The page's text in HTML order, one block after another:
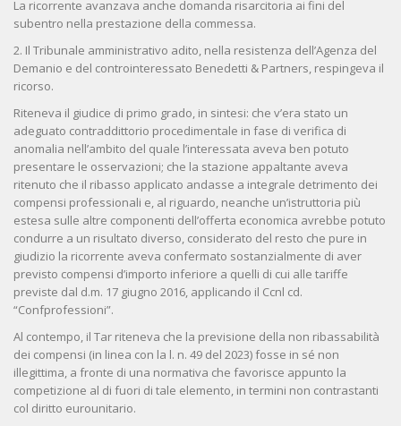
La ricorrente avanzava anche domanda risarcitoria ai fini del
subentro nella prestazione della commessa.
2. Il Tribunale amministrativo adito, nella resistenza dell’Agenza del
Demanio e del controinteressato Benedetti & Partners, respingeva il
ricorso.
Riteneva il giudice di primo grado, in sintesi: che v’era stato un
adeguato contraddittorio procedimentale in fase di verifica di
anomalia nell’ambito del quale l’interessata aveva ben potuto
presentare le osservazioni; che la stazione appaltante aveva
ritenuto che il ribasso applicato andasse a integrale detrimento dei
compensi professionali e, al riguardo, neanche un’istruttoria più
estesa sulle altre componenti dell’offerta economica avrebbe potuto
condurre a un risultato diverso, considerato del resto che pure in
giudizio la ricorrente aveva confermato sostanzialmente di aver
previsto compensi d’importo inferiore a quelli di cui alle tariffe
previste dal d.m. 17 giugno 2016, applicando il Ccnl cd.
“Confprofessioni”.
Al contempo, il Tar riteneva che la previsione della non ribassabilità
dei compensi (in linea con la l. n. 49 del 2023) fosse in sé non
illegittima, a fronte di una normativa che favorisce appunto la
competizione al di fuori di tale elemento, in termini non contrastanti
col diritto eurounitario.